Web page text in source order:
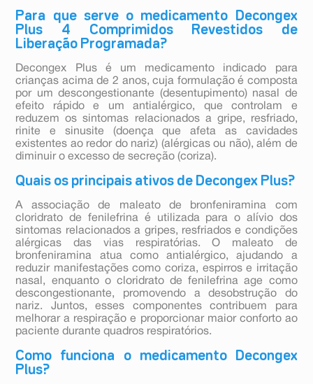
Para que serve o medicamento Decongex
Plus 4 Comprimidos Revestidos de
Liberação Programada?
Decongex Plus é um medicamento indicado para
crianças acima de 2 anos, cuja formulação é composta
por um descongestionante (desentupimento) nasal de
efeito rápido e um antialérgico, que controlam e
reduzem os sintomas relacionados a gripe, resfriado,
rinite e sinusite (doença que afeta as cavidades
existentes ao redor do nariz) (alérgicas ou não), além de
diminuir o excesso de secreção (coriza).
Quais os principais ativos de Decongex Plus?
A associação de maleato de bronfeniramina com
cloridrato de fenilefrina é utilizada para o alívio dos
sintomas relacionados a gripes, resfriados e condições
alérgicas das vias respiratórias. O maleato de
bronfeniramina atua como antialérgico, ajudando a
reduzir manifestações como coriza, espirros e irritação
nasal, enquanto o cloridrato de fenilefrina age como
descongestionante, promovendo a desobstrução do
nariz. Juntos, esses componentes contribuem para
melhorar a respiração e proporcionar maior conforto ao
paciente durante quadros respiratórios.
Como funciona o medicamento Decongex
Plus?